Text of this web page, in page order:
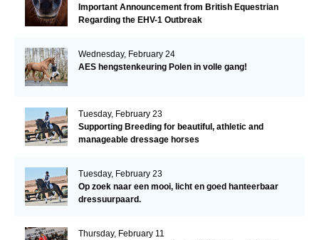
Important Announcement from British Equestrian
Regarding the EHV-1 Outbreak
Wednesday, February 24
AES hengstenkeuring Polen in volle gang!
Tuesday, February 23
Supporting Breeding for beautiful, athletic and
manageable dressage horses
Tuesday, February 23
Op zoek naar een mooi, licht en goed hanteerbaar
dressuurpaard.
Thursday, February 11